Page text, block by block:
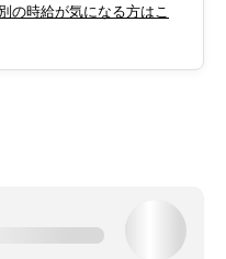
の時給が気になる方はこ